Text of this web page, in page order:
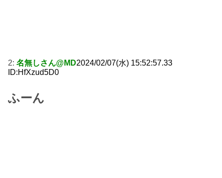
2: 名無しさん@MD2024/02/07(水) 15:52:57.33
ID:HfXzud5D0
ふーん